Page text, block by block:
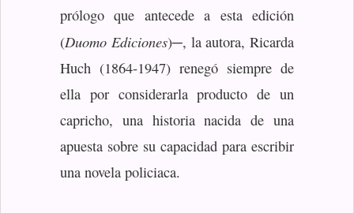
prólogo que antecede a esta edición
(Duomo Ediciones)─, la autora, Ricarda
Huch (1864-1947) renegó siempre de
ella por considerarla producto de un
capricho, una historia nacida de una
apuesta sobre su capacidad para escribir
una novela policiaca.